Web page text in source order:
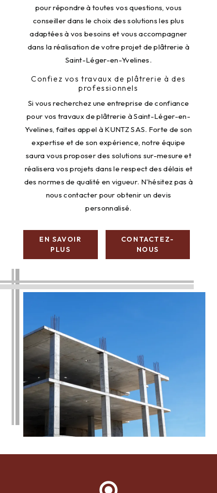
pour répondre à toutes vos questions, vous
conseiller dans le choix des solutions les plus
adaptées à vos besoins et vous accompagner
dans la réalisation de votre projet de plâtrerie à
Saint-Léger-en-Yvelines.
Confiez vos travaux de plâtrerie à des
professionnels
Si vous recherchez une entreprise de confiance
pour vos travaux de plâtrerie à Saint-Léger-en-
Yvelines, faites appel à KUNTZ SAS. Forte de son
expertise et de son expérience, notre équipe
saura vous proposer des solutions sur-mesure et
réalisera vos projets dans le respect des délais et
des normes de qualité en vigueur. N'hésitez pas à
nous contacter pour obtenir un devis
personnalisé.
EN SAVOIR
PLUS
CONTACTEZ-
NOUS